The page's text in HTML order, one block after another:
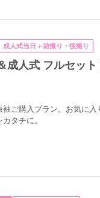
事にする時代だから
か、より豪華なオプシ
ご用意しています。
成人式当日＋前撮り・後撮り
成人式 フルセッ
袖ご購入プラン。お気に
タチに。